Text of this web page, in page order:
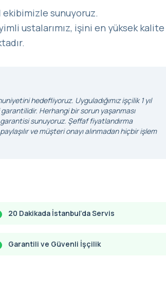
sunuyoruz.
ustalarımız, işini en yüksek kalite
hedefliyoruz. Uyguladığımız işçilik 1 yıl
Herhangi bir sorun yaşanması
sunuyoruz. Şeffaf fiyatlandırma
ve müşteri onayı alınmadan hiçbir işlem
20 Dakikada İstanbul’da Servis
Garantili ve Güvenli İşçilik